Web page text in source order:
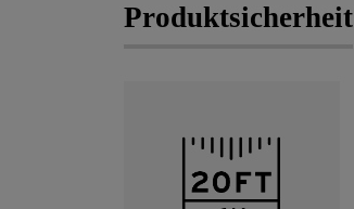
Produktsicherheit